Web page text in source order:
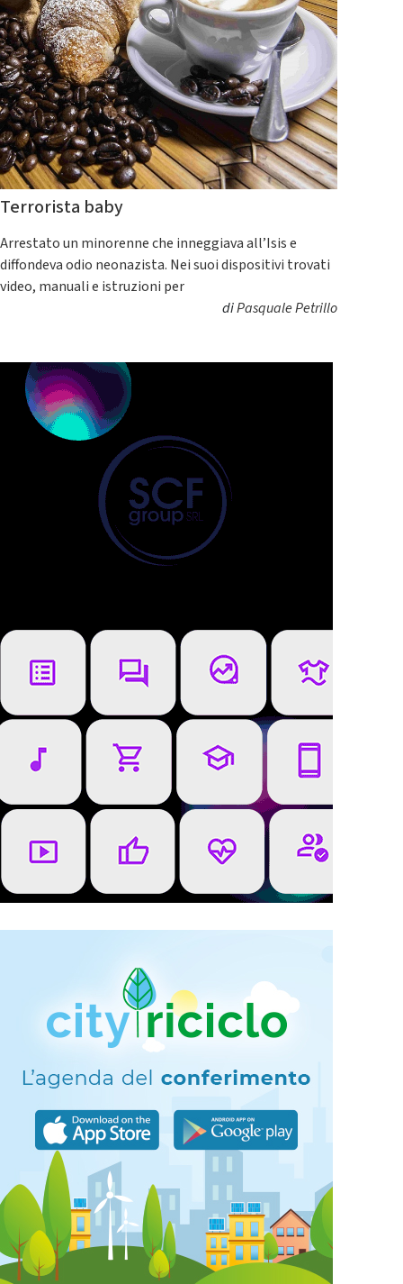
Terrorista baby
Arrestato un minorenne che inneggiava all’Isis e
diffondeva odio neonazista. Nei suoi dispositivi trovati
video, manuali e istruzioni per
diPasquale Petrillo